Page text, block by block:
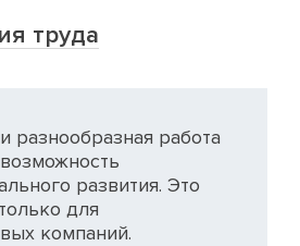
труда
разнообразная работа
развития. Это
для
компаний.